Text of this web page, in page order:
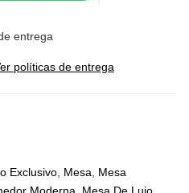
entrega
políticas de entrega
Exclusivo Mesa
Mesa